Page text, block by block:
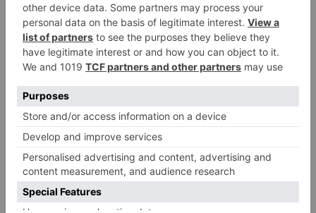
Pathological Demand Avoidance: Umgang mit
PANDA-Kindern – Kinder mit starkem
Autonomiebedürfnis (2)
15. Juli 2026 0